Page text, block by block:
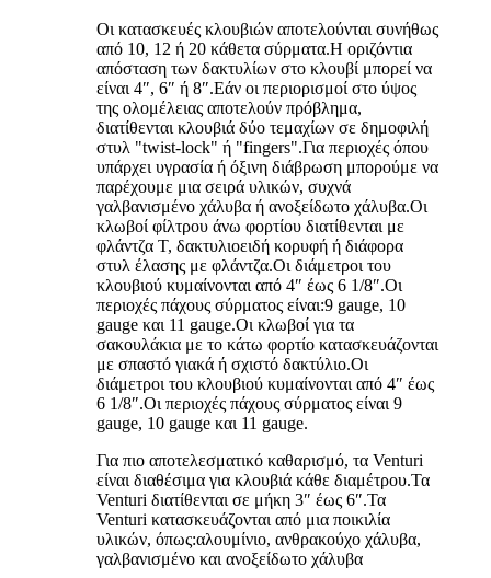
Οι κατασκευές κλουβιών αποτελούνται συνήθως
από 10, 12 ή 20 κάθετα σύρματα.Η οριζόντια
απόσταση των δακτυλίων στο κλουβί μπορεί να
είναι 4″, 6″ ή 8″.Εάν οι περιορισμοί στο ύψος
της ολομέλειας αποτελούν πρόβλημα,
διατίθενται κλουβιά δύο τεμαχίων σε δημοφιλή
στυλ "twist-lock" ή "fingers".Για περιοχές όπου
υπάρχει υγρασία ή όξινη διάβρωση μπορούμε να
παρέχουμε μια σειρά υλικών, συχνά
γαλβανισμένο χάλυβα ή ανοξείδωτο χάλυβα.Οι
κλωβοί φίλτρου άνω φορτίου διατίθενται με
φλάντζα T, δακτυλιοειδή κορυφή ή διάφορα
στυλ έλασης με φλάντζα.Οι διάμετροι του
κλουβιού κυμαίνονται από 4″ έως 6 1/8″.Οι
περιοχές πάχους σύρματος είναι:9 gauge, 10
gauge και 11 gauge.Οι κλωβοί για τα
σακουλάκια με το κάτω φορτίο κατασκευάζονται
με σπαστό γιακά ή σχιστό δακτύλιο.Οι
διάμετροι του κλουβιού κυμαίνονται από 4″ έως
6 1/8″.Οι περιοχές πάχους σύρματος είναι 9
gauge, 10 gauge και 11 gauge.
Για πιο αποτελεσματικό καθαρισμό, τα Venturi
είναι διαθέσιμα για κλουβιά κάθε διαμέτρου.Τα
Venturi διατίθενται σε μήκη 3″ έως 6″.Τα
Venturi κατασκευάζονται από μια ποικιλία
υλικών, όπως:αλουμίνιο, ανθρακούχο χάλυβα,
γαλβανισμένο και ανοξείδωτο χάλυβα